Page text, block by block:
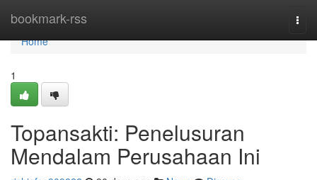
bookmark-rss
Home
Home
1
Topansakti: Penelusuran
Mendalam Perusahaan Ini